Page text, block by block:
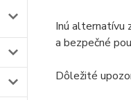
Inú alternatívu
a bezpečné
Dôležité